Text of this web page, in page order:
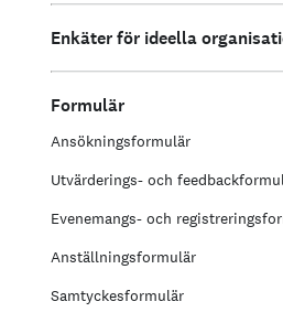
Enkäter för ideella
Formulär
Ansökningsformulär
Utvärderings- och
Evenemangs- och
Anställningsformulär
Samtyckesformulär